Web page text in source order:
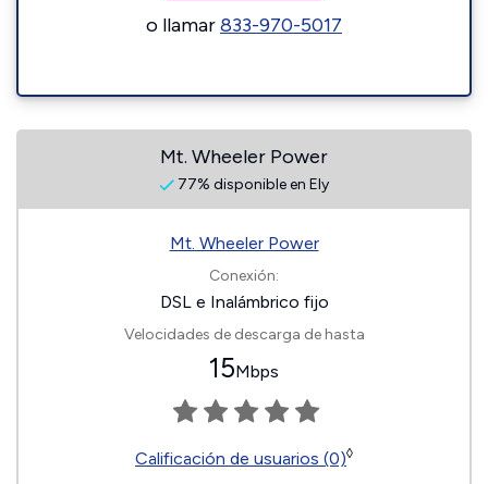
o llamar833-970-5017
Mt. Wheeler Power
77% disponible en Ely
Mt. Wheeler Power
Conexión:
DSL e Inalámbrico fijo
Velocidades de descarga de hasta
15Mbps
Calificación de usuarios (0)◊